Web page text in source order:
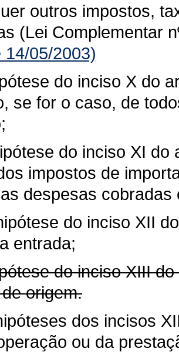
outros impostos,
(Lei Complementar
14/05/2003)
do inciso X do
se for o caso, de
do inciso XI do
impostos de
despesas
do inciso XII
entrada;
do inciso XIII
origem.
dos incisos
ou da